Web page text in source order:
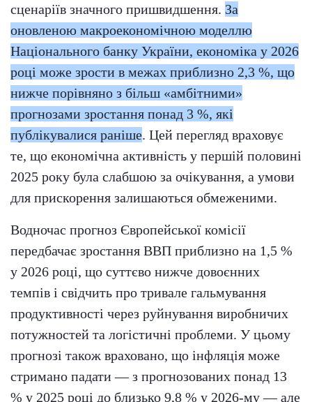
сценаріїв значного пришвидшення. За
оновленою макроекономічною моделлю
Національного банку України, економіка у 2026
році може зрости в межах приблизно 2,3 %, що
нижче порівняно з більш «амбітними»
прогнозами зростання понад 3 %, які
публікувалися раніше. Цей перегляд враховує
те, що економічна активність у першій половині
2025 року була слабшою за очікування, а умови
для прискорення залишаються обмеженими.
Водночас прогноз Європейської комісії
передбачає зростання ВВП приблизно на 1,5 %
у 2026 році, що суттєво нижче довоєнних
темпів і свідчить про тривале гальмування
продуктивності через руйнування виробничих
потужностей та логістичні проблеми. У цьому
прогнозі також враховано, що інфляція може
стримано падати — з прогнозованих понад 13
% у 2025 році до близько 9,8 % у 2026-му — але